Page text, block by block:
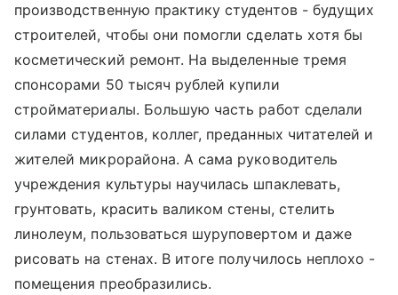
производственную практику студентов - будущих
строителей, чтобы они помогли сделать хотя бы
косметический ремонт. На выделенные тремя
спонсорами 50 тысяч рублей купили
стройматериалы. Большую часть работ сделали
силами студентов, коллег, преданных читателей и
жителей микрорайона. А сама руководитель
учреждения культуры научилась шпаклевать,
грунтовать, красить валиком стены, стелить
линолеум, пользоваться шуруповертом и даже
рисовать на стенах. В итоге получилось неплохо -
помещения преобразились.